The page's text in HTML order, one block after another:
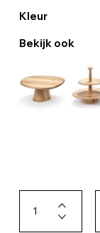
Kleur
Bekijk ook